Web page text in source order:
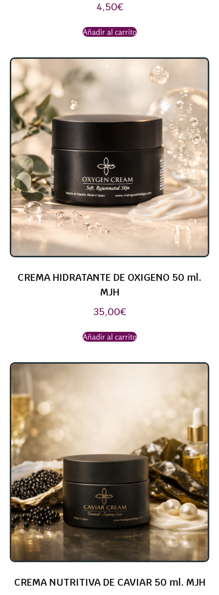
4,50€
Añadir al carrito
CREMA HIDRATANTE DE OXIGENO 50 ml.
MJH
35,00€
Añadir al carrito
CREMA NUTRITIVA DE CAVIAR 50 ml. MJH